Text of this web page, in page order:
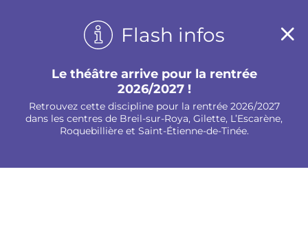
Flash infos
Le théâtre arrive pour la rentrée
2026/2027 !
Retrouvez cette discipline pour la rentrée 2026/2027
dans les centres de Breil-sur-Roya, Gilette, L’Escarène,
Roquebillière et Saint-Étienne-de-Tinée.